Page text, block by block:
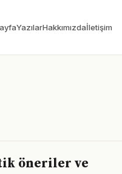
YazılarHakkımızdaİletişim
öneriler ve